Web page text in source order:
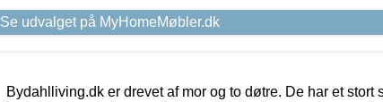
Se udvalget på MyHomeMøbler.dk
Bydahlliving.dk er drevet af mor og to døtre. De har et stort